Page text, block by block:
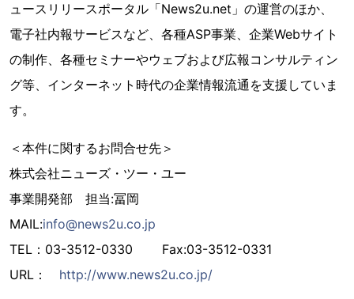
ュースリリースポータル「News2u.net」の運営のほか、
電子社内報サービスなど、各種ASP事業、企業Webサイト
の制作、各種セミナーやウェブおよび広報コンサルティン
グ等、インターネット時代の企業情報流通を支援していま
す。
＜本件に関するお問合せ先＞
株式会社ニューズ・ツー・ユー
事業開発部 担当:冨岡
MAIL:info@news2u.co.jp
TEL：03-3512-0330 Fax:03-3512-0331
URL： http://www.news2u.co.jp/